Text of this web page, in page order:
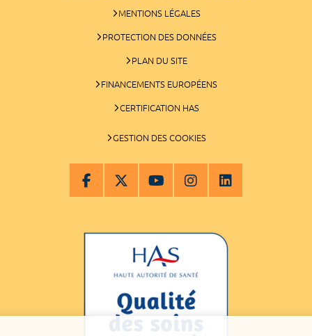
MENTIONS LÉGALES
PROTECTION DES DONNÉES
PLAN DU SITE
FINANCEMENTS EUROPÉENS
CERTIFICATION HAS
GESTION DES COOKIES